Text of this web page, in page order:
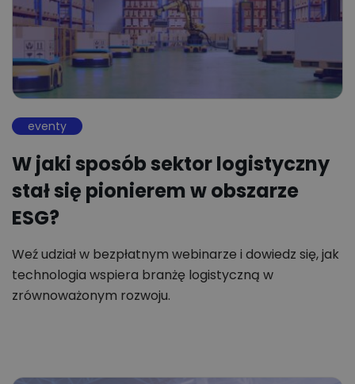
eventy
W jaki sposób sektor logistyczny
stał się pionierem w obszarze
ESG?
Weź udział w bezpłatnym webinarze i dowiedz się, jak
technologia wspiera branżę logistyczną w
zrównoważonym rozwoju.